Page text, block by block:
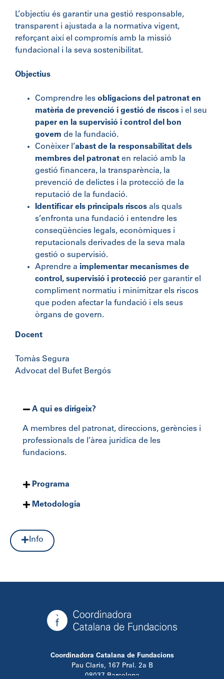
L’objectiu és garantir una gestió responsable,
transparent i ajustada a la normativa vigent,
reforçant així el compromís amb la missió
fundacional i la seva sostenibilitat.
Objectius
Comprendre les obligacions del patronat en
matèria de prevenció i gestió de riscos i el seu
paper en la supervisió i control del bon
govern de la fundació.
Conèixer l’abast de la responsabilitat dels
membres del patronat en relació amb la
gestió financera, la transparència, la
prevenció de delictes i la protecció de la
reputació de la fundació.
Identificar els principals riscos als quals
s’enfronta una fundació i entendre les
conseqüències legals, econòmiques i
reputacionals derivades de la seva mala
gestió o supervisió.
Aprendre a implementar mecanismes de
control, supervisió i protecció per garantir el
compliment normatiu i minimitzar els riscos
que poden afectar la fundació i els seus
òrgans de govern.
Docent
Tomàs Segura
Advocat del Bufet Bergós
A qui es dirigeix?
A membres del patronat, direccions, gerències i
professionals de l’àrea jurídica de les
fundacions.
Programa
Metodologia
Info
Coordinadora Catalana de Fundacions
Pau Claris, 167 Pral. 2a B
08037 Barcelona